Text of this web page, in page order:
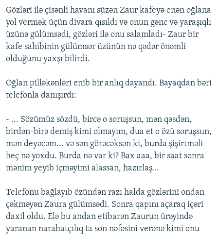
Gözləri ilə çisənli havanı süzən Zaur kafeyə enən oğlana
yol vermək üçün divara qısıldı və onun gənc və yaraşıqlı
üzünə gülümsədi, gözləri ilə onu salamladı- Zaur bir
kafe sahibinin gülümsər üzünün nə qədər önəmli
olduğunu yaxşı bilirdi.
Oğlan pilləkənləri enib bir anlıq dayandı. Bayaqdan bəri
telefonla danışırdı:
- ... Sözümüz sözdü, bircə o soruşsun, mən qəsdən,
birdən-birə demiş kimi olmayım, dua et o özü soruşsun,
mən deyəcəm... və sən görəcəksən ki, burda şişirtməli
heç nə yoxdu. Burda nə var ki? Bax aaa, bir saat sonra
mənim yeyib içməyimi alassan, hazırlaş...
Telefonu bağlayıb özündən razı halda gözlərini ondan
çəkməyən Zaura gülümsədi. Sonra qapını açaraq içəri
daxil oldu. Elə bu andan etibarən Zaurun ürəyində
yaranan narahatçılıq ta son nəfəsini verənə kimi onu